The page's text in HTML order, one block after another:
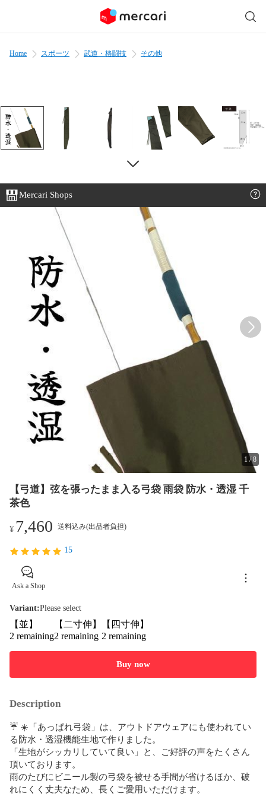
Home スポーツ 武道・格闘技 その他
Mercari Shops
1 /8
【弓道】弦を張ったまま入る弓袋 雨袋 防水・透湿 千
茶色
¥7,460 送料込み(出品者負担)
15
Ask a Shop
Variant:Please select
【並】
2 remaining
【二寸伸】
2 remaining
【四寸伸】
2 remaining
Buy now
Description
​☔️ ☀️「あっぱれ弓袋」は、アウトドアウェアにも使われてい
る防水・透湿機能生地で作りました。
「生地がシッカリしていて良い」と、ご好評の声をたくさん
頂いております。
雨のたびにビニール製の弓袋を被せる手間が省けるほか、破
れにくく丈夫なため、長くご愛用いただけます。